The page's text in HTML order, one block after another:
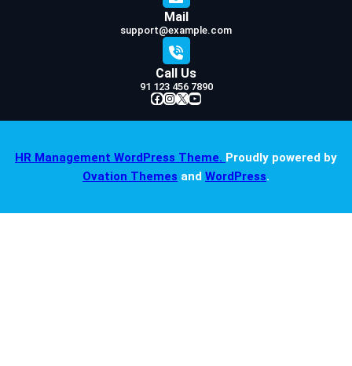
Mail
support@example.com
Call Us
91 123 456 7890
Facebook InstagramX YouTube
HR Management WordPress Theme. Proudly powered by
Ovation Themes and WordPress.